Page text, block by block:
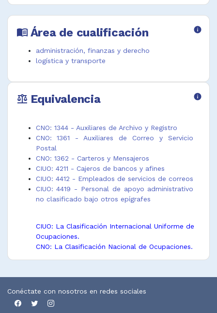
ventanilla de
correo
Auxiliar de
ventanilla
de correo
Clasificador
Empleado
ventanilla
menu_book Área de cualificación info
administración, finanzas y derecho
logística y transporte
balance Equivalencia info
CNO: 1344 - Auxiliares de Archivo y Registro
CNO: 1361 - Auxiliares de Correo y Servicio
Postal
CNO: 1362 - Carteros y Mensajeros
CIUO: 4211 - Cajeros de bancos y afines
CIUO: 4412 - Empleados de servicios de correos
CIUO: 4419 - Personal de apoyo administrativo
no clasificado bajo otros epígrafes
CIUO: La Clasificación Internacional Uniforme de
Ocupaciones.
CNO: La Clasificación Nacional de Ocupaciones.
Conéctate con nosotros en redes sociales